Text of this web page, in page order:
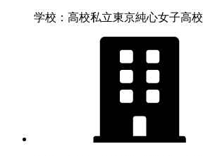
学校：高校私立東京純心女子高校